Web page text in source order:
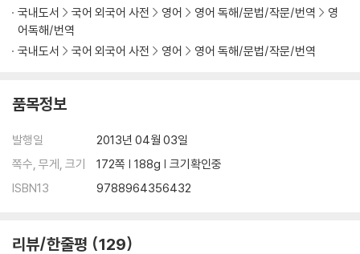
Unit A Warming World
· Math Everywhere
Unit 10 Math Monster!
· Matryoshka
Unit 11 The Never-Ending Doll inside a Doll
Unit 12 Which Team Made the Best Doll?
Unit13 Cinderella Times Two!
국내도서 국어 외국어 사전 영어 영어 독해/문법/작문/번역
영
어독해/번역
국내도서
국어 외국어 사전 영어 영어 독해/문법/작문/번역
품목정보
발행일
2013년 04월 03일
쪽수, 무게, 크기
172쪽 | 188g | 크기확인중
ISBN13
9788964356432
리뷰/한줄평 129